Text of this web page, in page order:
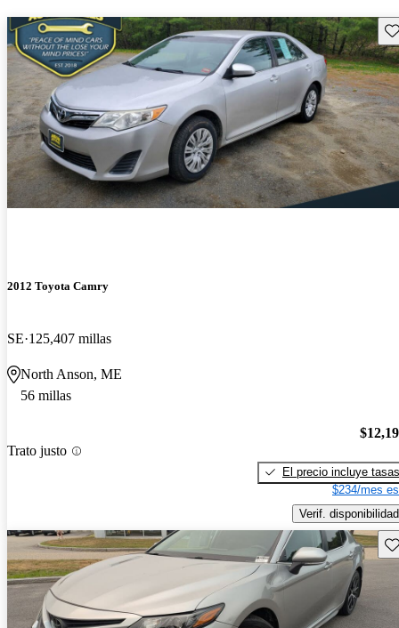
2012 Toyota Camry
SE 125,407 millas
North Anson, ME
56 millas
Trato justo
El precio incluye tasas
$234/mes
Verif. disponibilidad